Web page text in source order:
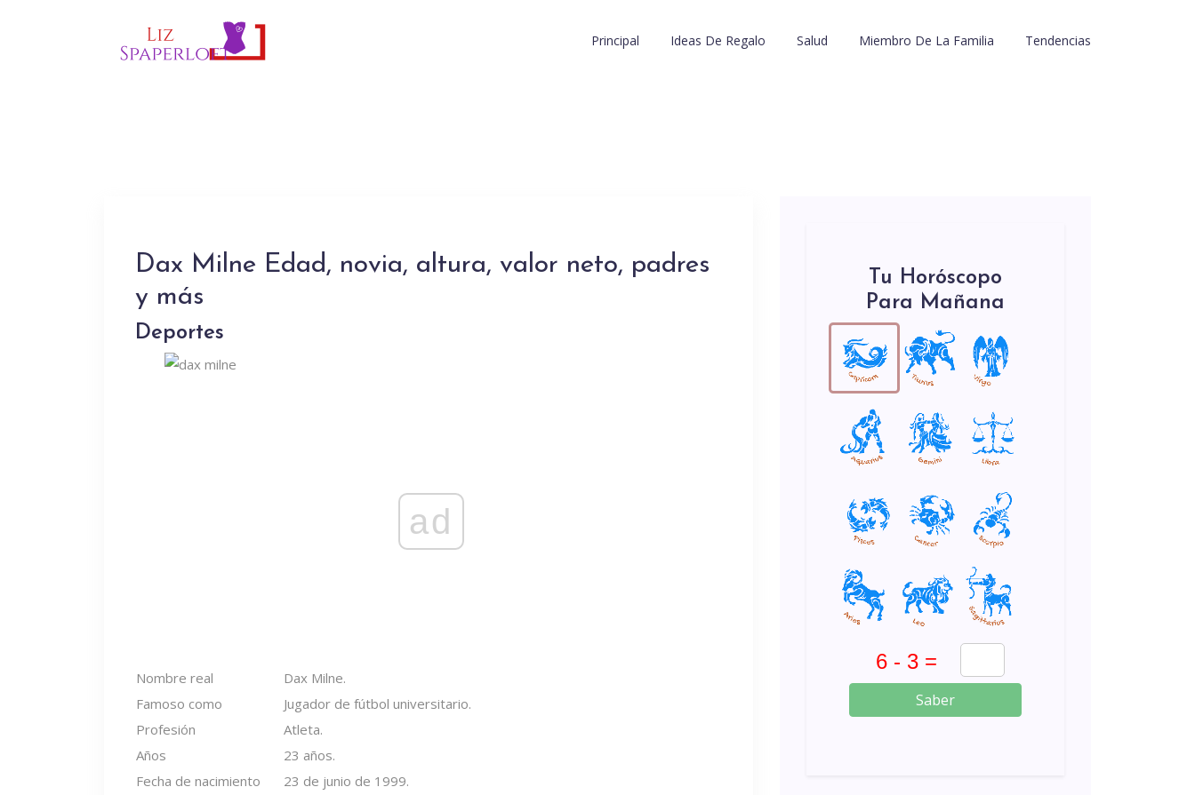
Principal Ideas De Regalo Salud Miembro De La Familia Tendencias
Dax Milne Edad, novia, altura, valor neto, padres
y más
Deportes
ad
Nombre real
Dax Milne.
Famoso como
Jugador de fútbol universitario.
Profesión
Atleta.
Años
23 años.
Fecha de nacimiento
23 de junio de 1999.
Tu Horóscopo
Para Mañana
Saber